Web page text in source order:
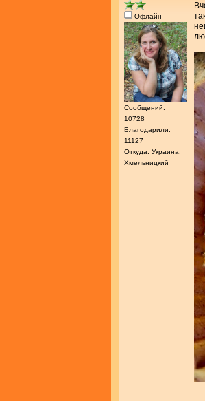
Офлайн
Сообщений:
10728
Благодарили:
11127
Откуда: Украина,
Хмельницкий